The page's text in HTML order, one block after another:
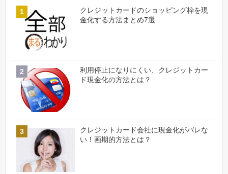
クレジットカードのショッピング枠を現
金化する方法まとめ7選
利用停止になりにくい、クレジットカー
ド現金化の方法とは？
クレジットカード会社に現金化がバレな
い！画期的方法とは？